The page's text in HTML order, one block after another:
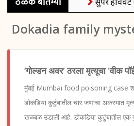
Dokadia family
‘गोल्डन अवर’ ठरला मृत्यूचा 'वीक
मुंबई Mumbai food poisoning case
डोकडिया कुटुंबातील चार जणांचा अकस्मात
खळबळ उडाली आहे. डोकडिया कुटुंबातील एक